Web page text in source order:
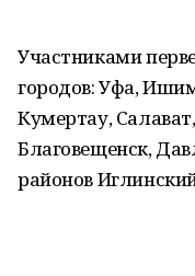
Участниками
городов: Уфа,
Кумертау,
Благовещенск,
районов